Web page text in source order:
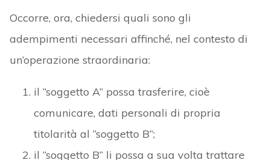
Occorre, ora, chiedersi quali sono gli
adempimenti necessari affinché, nel contesto di
un’operazione straordinaria:
il “soggetto A” possa trasferire, cioè
comunicare, dati personali di propria
titolarità al “soggetto B”;
il “soggetto B” li possa a sua volta trattare